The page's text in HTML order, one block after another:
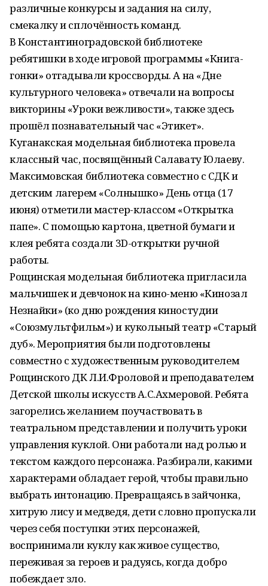
различные конкурсы и задания на силу,
смекалку и сплочённость команд.
В Константиноградовской библиотеке
ребятишки в ходе игровой программы «Книга-
гонки» отгадывали кроссворды. А на «Дне
культурного человека» отвечали на вопросы
викторины «Уроки вежливости», также здесь
прошёл познавательный час «Этикет».
Куганакская модельная библиотека провела
классный час, посвящённый Салавату Юлаеву.
Максимовская библиотека совместно с СДК и
детским лагерем «Солнышко» День отца (17
июня) отметили мастер-классом «Открытка
папе». С помощью картона, цветной бумаги и
клея ребята создали 3D-открытки ручной
работы.
Рощинская модельная библиотека пригласила
мальчишек и девчонок на кино-меню «Кинозал
Незнайки» (ко дню рождения киностудии
«Союзмультфильм») и кукольный театр «Старый
дуб». Мероприятия были подготовлены
совместно с художественным руководителем
Рощинского ДК Л.И.Фроловой и преподавателем
Детской школы искусств А.С.Ахмеровой. Ребята
загорелись желанием поучаствовать в
театральном представлении и получить уроки
управления куклой. Они работали над ролью и
текстом каждого персонажа. Разбирали, какими
характерами обладает герой, чтобы правильно
выбрать интонацию. Превращаясь в зайчонка,
хитрую лису и медведя, дети словно пропускали
через себя поступки этих персонажей,
воспринимали куклу как живое существо,
переживая за героев и радуясь, когда добро
побеждает зло.